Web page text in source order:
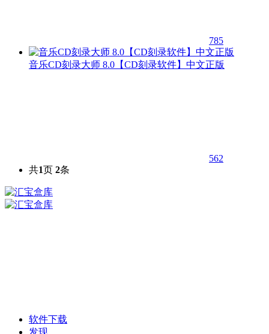
785
音乐CD刻录大师 8.0【CD刻录软件】中文正版
562
共1页 2条
软件下载